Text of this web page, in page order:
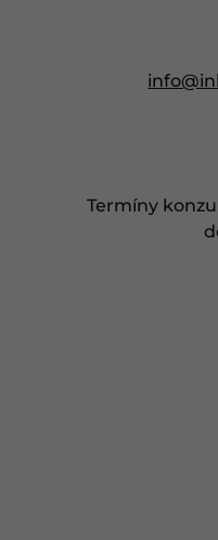
Termíny